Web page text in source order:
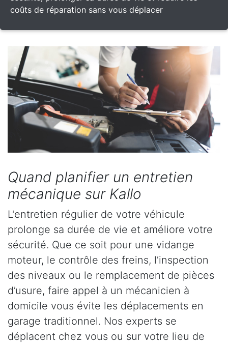
coûts de réparation sans vous déplacer
Quand planifier un entretien
mécanique sur Kallo
L’entretien régulier de votre véhicule
prolonge sa durée de vie et améliore votre
sécurité. Que ce soit pour une vidange
moteur, le contrôle des freins, l’inspection
des niveaux ou le remplacement de pièces
d’usure, faire appel à un mécanicien à
domicile vous évite les déplacements en
garage traditionnel. Nos experts se
déplacent chez vous ou sur votre lieu de